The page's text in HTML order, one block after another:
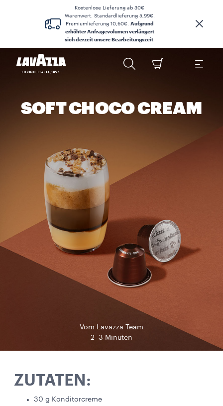
Kostenlose Lieferung ab 30€
Warenwert. Standardlieferung 5,99€.
Premiumlieferung 10,60€. Aufgrund
erhöhter Anfragevolumen verlängert
sich derzeit unsere Bearbeitungszeit.
SOFT CHOCO CREAM
Vom Lavazza Team
2–3 Minuten
ZUTATEN:
30 g Konditorcreme